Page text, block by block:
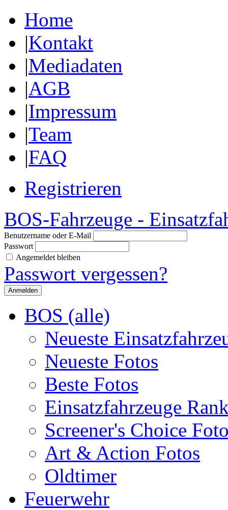
Home
|Kontakt
|Mediadaten
|AGB
|Impressum
|Team
|FAQ
Registrieren
BOS-Fahrzeuge -
Benutzername oder E-Mail
Passwort
Angemeldet bleiben
Passwort vergessen?
BOS (alle)
Neueste
Neueste Fotos
Beste Fotos
Einsatzfahrzeuge
Screener's Choice
Art & Action Fotos
Oldtimer
Feuerwehr